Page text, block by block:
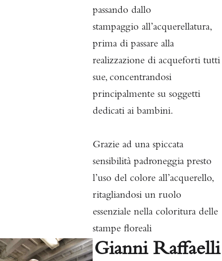
passando dallo
stampaggio all’acquerellatura,
prima di passare alla
realizzazione di acqueforti tutti
sue, concentrandosi
principalmente su soggetti
dedicati ai bambini.
Grazie ad una spiccata
sensibilità padroneggia presto
l’uso del colore all’acquerello,
ritagliandosi un ruolo
essenziale nella coloritura delle
stampe floreali
Gianni Raffaelli